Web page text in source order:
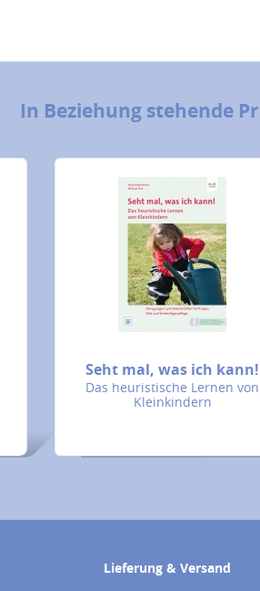
In Beziehung stehende
Seht mal, was ich kann!
Das heuristische Lernen von
Kleinkindern
Lieferung & Versand